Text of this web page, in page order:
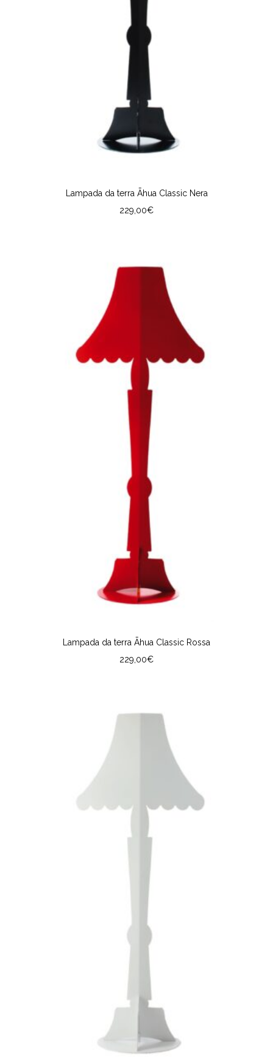
Lampada da terra Āhua Classic Nera
229,00€
Lampada da terra Āhua Classic Rossa
229,00€